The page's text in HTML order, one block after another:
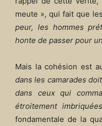
meute », qui fait que
peur, les hommes
honte de passer pour
Mais la cohésion est
dans les camarades
dans ceux qui
étroitement
fondamentale de la